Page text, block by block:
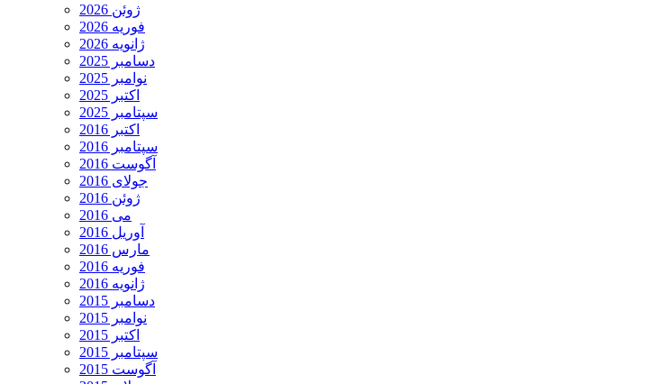
ژوئن 2026
فوریه 2026
ژانویه 2026
دسامبر 2025
نوامبر 2025
اکتبر 2025
سپتامبر 2025
اکتبر 2016
سپتامبر 2016
آگوست 2016
جولای 2016
ژوئن 2016
می 2016
آوریل 2016
مارس 2016
فوریه 2016
ژانویه 2016
دسامبر 2015
نوامبر 2015
اکتبر 2015
سپتامبر 2015
آگوست 2015